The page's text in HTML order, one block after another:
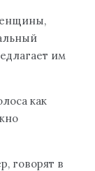
им
как
говорят в